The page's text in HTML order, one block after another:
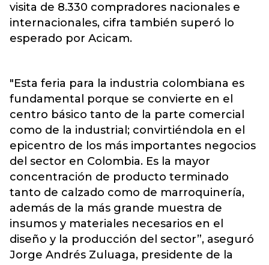
visita de 8.330 compradores nacionales e
internacionales, cifra también superó lo
esperado por Acicam.
"Esta feria para la industria colombiana es
fundamental porque se convierte en el
centro básico tanto de la parte comercial
como de la industrial; convirtiéndola en el
epicentro de los más importantes negocios
del sector en Colombia. Es la mayor
concentración de producto terminado
tanto de calzado como de marroquinería,
además de la más grande muestra de
insumos y materiales necesarios en el
diseño y la producción del sector”, aseguró
Jorge Andrés Zuluaga, presidente de la